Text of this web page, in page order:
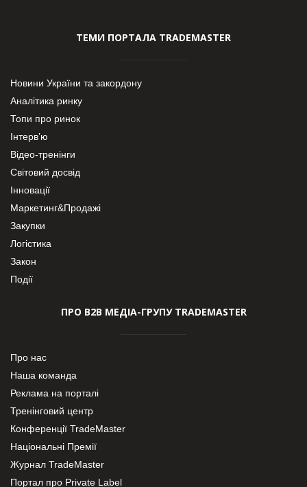
ТЕМИ ПОРТАЛА TRADEMASTER
Новини України та закордону
Аналітика ринку
Топи про ринок
Інтерв’ю
Відео-тренінги
Світовий досвід
Інновації
Маркетинг&Продажі
Закупки
Логістика
Закон
Події
ПРО В2В МЕДІА-ГРУПУ TRADEMASTER
Про нас
Наша команда
Реклама на порталі
Тренінговий центр
Конференції TradeMaster
Національні Премії
Журнал TradeMaster
Портал про Private Label